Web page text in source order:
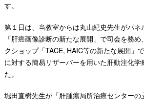
す。
第１日は、当教室からは丸山紀史先生がパネ
「肝癌画像診断の新たな展開」で司会を務
クショップ「TACE, HAIC等の新たな展開」
に対する簡易リザーバーを用いた肝動注化学
た。
堀田直樹先生が「肝腫瘍局所治療センターの